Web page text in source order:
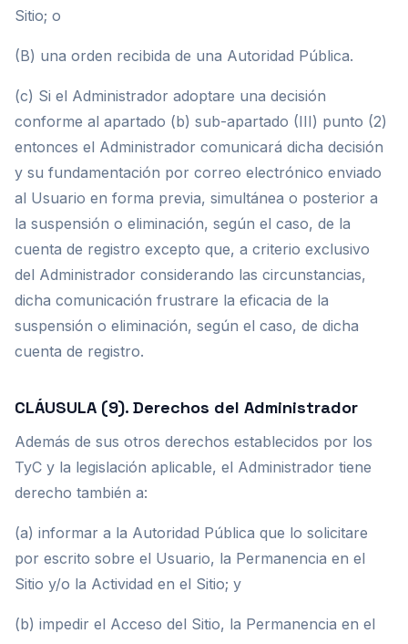
Sitio; o
(B) una orden recibida de una Autoridad Pública.
(c) Si el Administrador adoptare una decisión
conforme al apartado (b) sub-apartado (III) punto (2)
entonces el Administrador comunicará dicha decisión
y su fundamentación por correo electrónico enviado
al Usuario en forma previa, simultánea o posterior a
la suspensión o eliminación, según el caso, de la
cuenta de registro excepto que, a criterio exclusivo
del Administrador considerando las circunstancias,
dicha comunicación frustrare la eficacia de la
suspensión o eliminación, según el caso, de dicha
cuenta de registro.
CLÁUSULA (9). Derechos del Administrador
Además de sus otros derechos establecidos por los
TyC y la legislación aplicable, el Administrador tiene
derecho también a:
(a) informar a la Autoridad Pública que lo solicitare
por escrito sobre el Usuario, la Permanencia en el
Sitio y/o la Actividad en el Sitio; y
(b) impedir el Acceso del Sitio, la Permanencia en el